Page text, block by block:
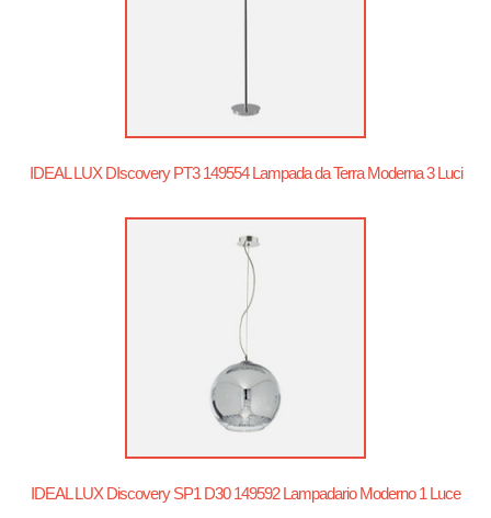
IDEAL LUX DIscovery PT3 149554 Lampada da Terra Moderna 3 Luci
IDEAL LUX Discovery SP1 D30 149592 Lampadario Moderno 1 Luce